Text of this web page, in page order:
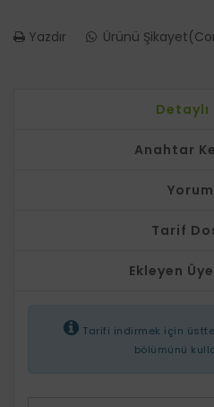
Yazdır Ürünü
Detaylı
Anahtar
Tarif
Ekleyen
Tarifi indirmek için
bölümünü